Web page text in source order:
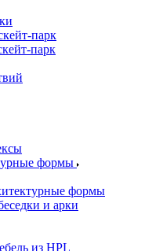
парк
парк
формы
формы
и арки
из HPL